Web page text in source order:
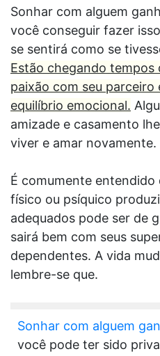
Sonhar com alguem
você conseguir fazer
se sentirá como se
Estão chegando tempos
paixão com seu
equilíbrio emocional.
amizade e casamento
viver e amar novamente.
É comumente entendido
físico ou psíquico
adequados pode ser de
sairá bem com seus
dependentes. A vida
lembre-se que.
Sonhar com alguem
você pode ter sido